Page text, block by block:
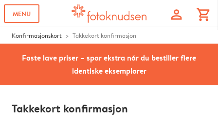
MENU profile shopping_cart
Konfirmasjonskort Takkekort konfirmasjon
Faste lave priser – spar ekstra når du bestiller flere
identiske eksemplarer
Takkekort konfirmasjon